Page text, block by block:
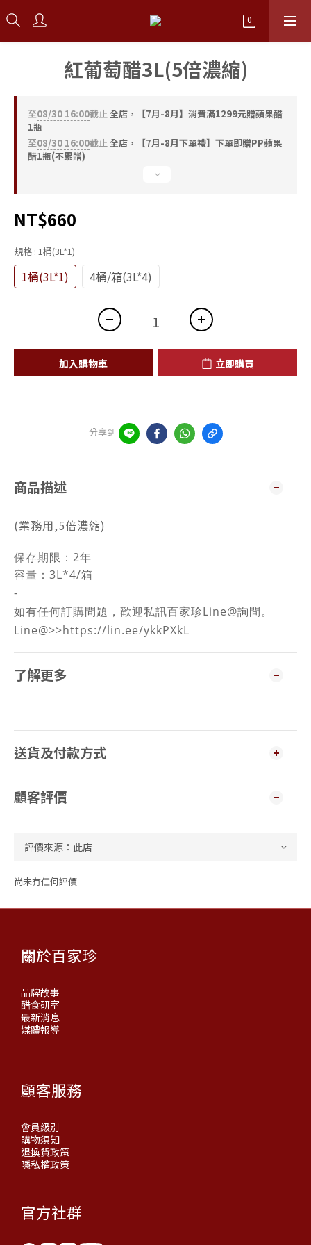
紅葡萄醋3L(5倍濃縮)
至08/30 16:00截止全店，【7月-8月】消費滿1299元贈蘋果醋
1瓶
至08/30 16:00截止全店，【7月-8月下單禮】下單即贈PP蘋果
醋1瓶(不累贈)
NT$660
規格 : 1桶(3L*1)
1桶(3L*1) 4桶/箱(3L*4)
加入購物車 立即購買
分享到
商品描述
(業務用,5倍濃縮)
保存期限：2年
容量：3L*4/箱
-
如有任何訂購問題，歡迎私訊百家珍Line@詢問。
Line@>>https://lin.ee/ykkPXkL
了解更多
送貨及付款方式
顧客評價
尚未有任何評價
關於百家珍
品牌故事
醋食研室
最新消息
媒體報導
顧客服務
會員級別
購物須知
退換貨政策
隱私權政策
官方社群